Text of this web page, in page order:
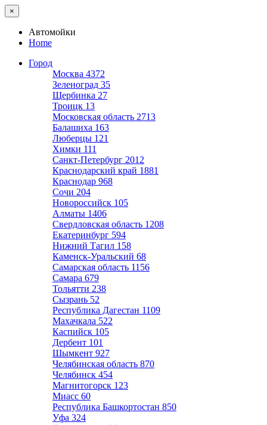
×
Автомойки
Home
Город
Москва 4372
Зеленоград 35
Щербинка 27
Троицк 13
Московская область 2713
Балашиха 163
Люберцы 121
Химки 111
Санкт-Петербург 2012
Краснодарский край 1881
Краснодар 968
Сочи 204
Новороссийск 105
Алматы 1406
Свердловская область 1208
Екатеринбург 594
Нижний Тагил 158
Каменск-Уральский 68
Самарская область 1156
Самара 679
Тольятти 238
Сызрань 52
Республика Дагестан 1109
Махачкала 522
Каспийск 105
Дербент 101
Шымкент 927
Челябинская область 870
Челябинск 454
Магнитогорск 123
Миасс 60
Республика Башкортостан 850
Уфа 324